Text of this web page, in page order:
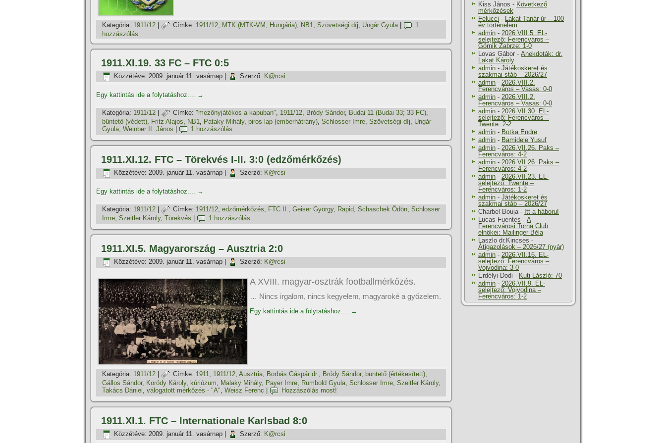
Kategória: 1911/12 Címke: 1911/12, MTK (MTK-VM; Hungária), NB1, Szövetségi dí­j, Ungár Gyula|
1
hozzászólás
1911.XI.19. 33 FC – FTC 0:5
Közzétéve: 2009. január 11. vasárnap Szerző: K@rcsi
Egy kattintás ide a folytatáshoz.... →
Kategória: 1911/12 Címke: "mezőnyjátékos a kapuban", 1911/12, Bródy Sándor, Budai 11 (Budai 33; 33 FC),
büntető (védett), Fritz Alajos, NB1, Pataky Mihály, piros lap (emberhátrány), Schlosser Imre, Szövetségi dí­j, Ungár
Gyula, Weinber II. János 1 hozzászólás
1911.XI.12. FTC – Törekvés I-II. 3:0 (edzőmérkőzés)
Közzétéve: 2009. január 11. vasárnap Szerző: K@rcsi
Egy kattintás ide a folytatáshoz.... →
Kategória: 1911/12 Címke: 1911/12, edzőmérkőzés, FTC II., Geiser György, Rapid, Schaschek Ödön, Schlosser
Imre, Szeitler Károly, Törekvés 1 hozzászólás
1911.XI.5. Magyarország – Ausztria 2:0
Közzétéve: 2009. január 11. vasárnap Szerző: K@rcsi
A XVIII. magyar-osztrák footballmérkőzés.
… Nincs irgalom, nincs kegyelem, magyaroké a győzelem.
Egy kattintás ide a folytatáshoz.... →
Kategória: 1911/12 Címke: 1911, 1911/12, Ausztria, Borbás Gáspár dr., Bródy Sándor, büntető (értékesí­tett),
Gállos Sándor, Koródy Károly, kúriózum, Malaky Mihály, Payer Imre, Rumbold Gyula, Schlosser Imre, Szeitler Károly,
Takács Dániel , válogatott mérkőzés - "A", Weisz Ferenc Hozzászólás most!
1911.XI.1. FTC – Internationale Karlsbad 8:0
Közzétéve: 2009. január 11. vasárnap Szerző: K@rcsi
Kiss János - Következő
mérkőzések
Felucci - Lakat Tanár úr – 100
év történelem
admin - 2026.VIII.5. EL-
selejtező: Ferencváros –
Górnik Zabrze: 1-0
Lovas Gábor - Anekdoták: dr.
Lakat Károly
admin - Játékoskeret és
szakmai stáb – 2026/27
admin - 2026.VIII.2.
Ferencváros – Vasas: 0-0
admin - 2026.VIII.2.
Ferencváros – Vasas: 0-0
admin - 2026.VII.30. EL-
selejtező: Ferencváros –
Twente: 2-2
admin - Botka Endre
admin - Bamidele Yusuf
admin - 2026.VII.26. Paks –
Ferencváros: 4-2
admin - 2026.VII.26. Paks –
Ferencváros: 4-2
admin - 2026.VII.23. EL-
selejtező: Twente –
Ferencváros: 1-2
admin - Játékoskeret és
szakmai stáb – 2026/27
Charbel Bouja- Itt a háboru!
Lucas Fuentes - A
Ferencvárosi Torna Club
elnökei: Mailinger Béla
Laszlo dr.Kincses -
Átigazolások – 2026/27 (nyár)
admin - 2026.VII.16. EL-
selejtező: Ferencváros –
Vojvodina: 3-0
Erdélyi Dodi - Kuti László: 70
admin - 2026.VII.9. EL-
selejtező: Vojvodina –
Ferencváros: 1-2